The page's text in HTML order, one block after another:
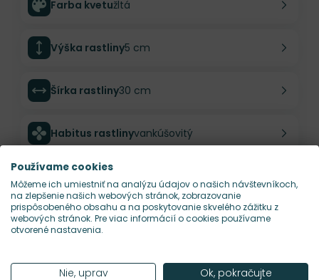
Farba kvetužltá
Výška rastliny5 cm
Šírka rastliny30 cm
Habitus rastlinyvankúšovitý
Nároky na slnkoS
Používame cookies
Môžeme ich umiestniť na analýzu údajov o našich návštevníkoch,
na zlepšenie našich webových stránok, zobrazovanie
prispôsobeného obsahu a na poskytovanie skvelého zážitku z
webových stránok. Pre viac informácií o cookies používame
otvorené nastavenia.
Nie, uprav Ok, pokračujte